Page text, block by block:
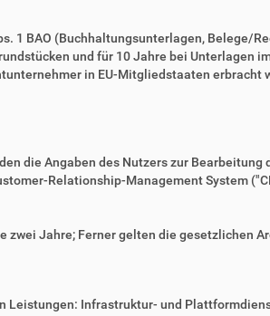
1 BAO (Buchhaltungsunterlagen, Belege/
und für 10 Jahre bei Unterlagen
in EU-Mitgliedstaaten erbracht
die Angaben des Nutzers zur Bearbeitung
Relationship-Management System
Jahre; Ferner gelten die gesetzlichen
Leistungen: Infrastruktur- und